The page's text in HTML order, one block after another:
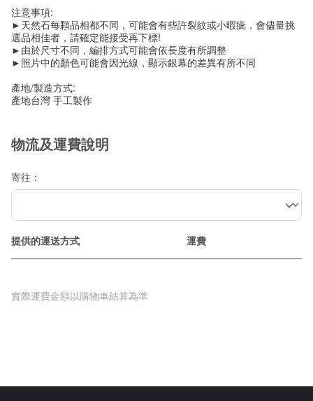
注意事項:
►天然石每顆品相都不同，可能會有些許裂紋或小暇疵，會儘量挑
選品相佳者，請確定能接受再下標!
►由於尺寸不同，編排方式可能會依長度有所調整
►照片中的顏色可能會因光線，顯示銀幕的差異有所不同
產地/製造方式:
產地台灣 手工製作
物流及運費說明
寄往：
提供的運送方式 運費
實際運費金額以購物車結算為準